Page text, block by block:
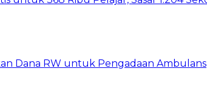
Dana RW untuk Pengadaan Ambulans